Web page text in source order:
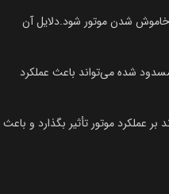
شدن موتور شود.دلایل آن
شده می‌تواند باعث عملکرد
عملکرد موتور تأثیر بگذارد و باعث